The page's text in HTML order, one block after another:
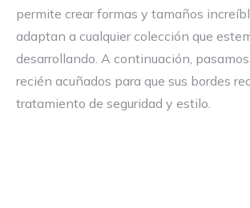
permite crear formas y tamaños
adaptan a cualquier colección que
desarrollando. A continuación,
recién acuñados para que sus bordes
tratamiento de seguridad y estilo.